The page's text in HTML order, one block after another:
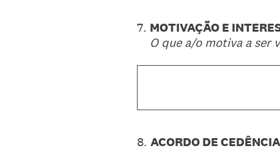
7. MOTIVAÇÃO E
O que a/o motiva a ser
8. ACORDO DE